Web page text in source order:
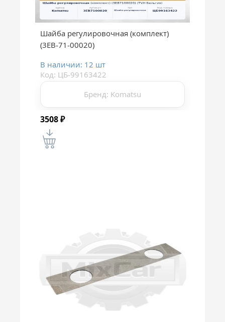
Шайба регулировочная (комплект)
(3EB-71-00020)
В наличии: 12 шт
Код: ЦБ-99163422
Бренд: Komatsu
3508₽